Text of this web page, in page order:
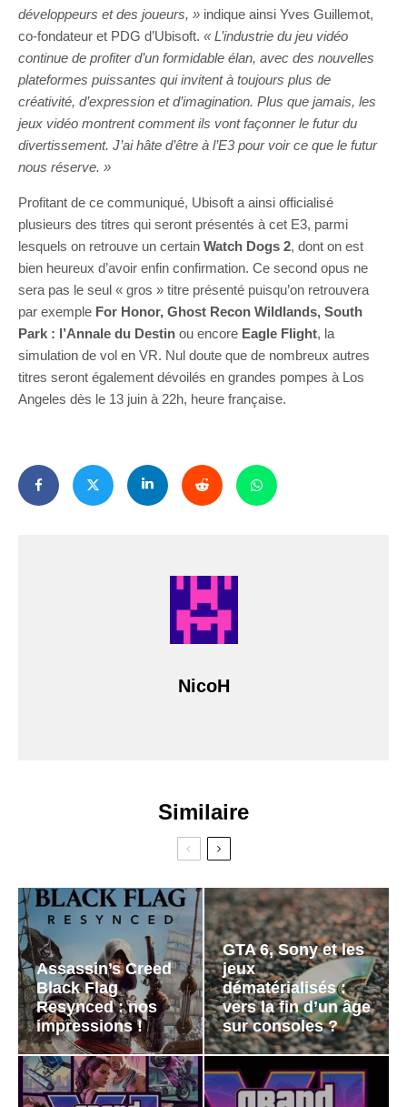
développeurs et des joueurs, » indique ainsi Yves Guillemot,
co-fondateur et PDG d’Ubisoft. « L’industrie du jeu vidéo
continue de profiter d’un formidable élan, avec des nouvelles
plateformes puissantes qui invitent à toujours plus de
créativité, d’expression et d’imagination. Plus que jamais, les
jeux vidéo montrent comment ils vont façonner le futur du
divertissement. J’ai hâte d’être à l’E3 pour voir ce que le futur
nous réserve. »
Profitant de ce communiqué, Ubisoft a ainsi officialisé
plusieurs des titres qui seront présentés à cet E3, parmi
lesquels on retrouve un certain Watch Dogs 2, dont on est
bien heureux d’avoir enfin confirmation. Ce second opus ne
sera pas le seul « gros » titre présenté puisqu’on retrouvera
par exemple For Honor, Ghost Recon Wildlands, South
Park : l’Annale du Destin ou encore Eagle Flight, la
simulation de vol en VR. Nul doute que de nombreux autres
titres seront également dévoilés en grandes pompes à Los
Angeles dès le 13 juin à 22h, heure française.
NicoH
Similaire
Assassin’s Creed
Black Flag
Resynced : nos
impressions !
GTA 6, Sony et les
jeux
dématérialisés :
vers la fin d’un âge
sur consoles ?